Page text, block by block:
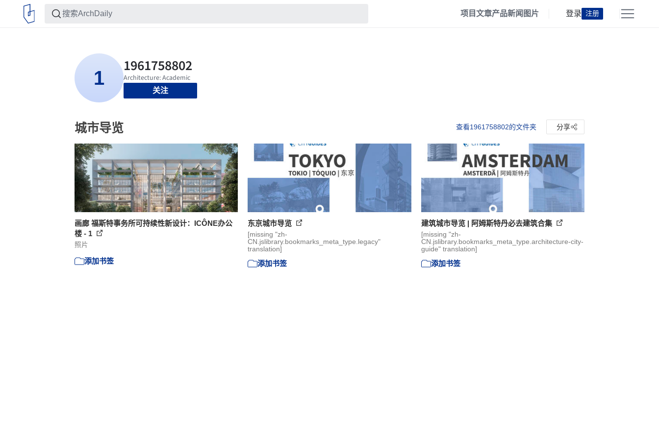
项目文章产品新闻 图片 登录 注册
关注
城市导览 查看1961758802的文件夹 分享
画廊 福斯特事务所可持续性新设计：ICÔNE办公
楼 - 1
照片
添加书签
东京城市导览
[missing "zh-
CN.jslibrary.bookmarks_meta_type.legacy"
translation]
添加书签
建筑城市导览 | 阿姆斯特丹必去建筑合集
[missing "zh-
CN.jslibrary.bookmarks_meta_type.architecture-city-
guide" translation]
添加书签